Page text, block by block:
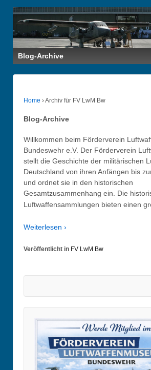
Blog-Archive
Home ›Archiv für FV LwM Bw
Blog-Archive
Willkommen beim Förderverein
Bundeswehr e.V. Der Förderverein
stellt die Geschichte der militärischen
Deutschland von ihren Anfängen bis
und ordnet sie in den historischen
Gesamtzusammenhang ein. Die
Luftwaffensammlungen bieten einen
Weiterlesen ›
Veröffentlicht in FV LwM Bw